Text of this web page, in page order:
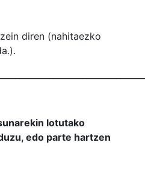
diren (nahitaezko
lotutako
edo parte hartzen